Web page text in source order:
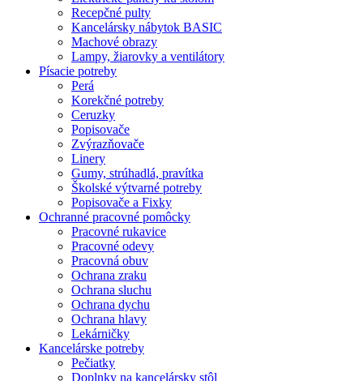
Recepčné pulty
Kancelársky nábytok BASIC
Machové obrazy
Lampy, žiarovky a ventilátory
Písacie potreby
Perá
Korekčné potreby
Ceruzky
Popisovače
Zvýrazňovače
Linery
Gumy, strúhadlá, pravítka
Školské výtvarné potreby
Popisovače a Fixky
Ochranné pracovné pomôcky
Pracovné rukavice
Pracovné odevy
Pracovná obuv
Ochrana zraku
Ochrana sluchu
Ochrana dychu
Ochrana hlavy
Lekárničky
Kancelárske potreby
Pečiatky
Doplnky na kancelársky stôl